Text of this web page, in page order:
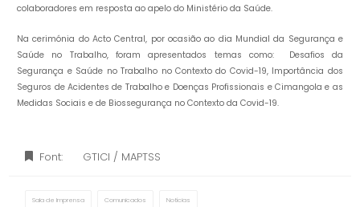
colaboradores em resposta ao apelo do Ministério da Saúde.
Na cerimónia do Acto Central, por ocasião ao dia Mundial da Segurança e
Saúde no Trabalho, foram apresentados temas como: Desafios da
Segurança e Saúde no Trabalho no Contexto do Covid-19, Importância dos
Seguros de Acidentes de Trabalho e Doenças Profissionais e Cimangola e as
Medidas Sociais e de Biossegurança no Contexto da Covid-19.
Font: GTICI / MAPTSS
Sala de Imprensa Comunicados Notícias